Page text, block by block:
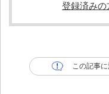
登録済みの
この記事に